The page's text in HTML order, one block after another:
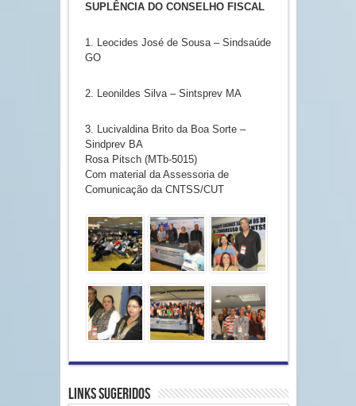
SUPLÊNCIA DO CONSELHO FISCAL
1. Leocides José de Sousa – Sindsaúde
GO
2. Leonildes Silva – Sintsprev MA
3. Lucivaldina Brito da Boa Sorte –
Sindprev BA
Rosa Pitsch (MTb-5015)
Com material da Assessoria de
Comunicação da CNTSS/CUT
Links Sugeridos